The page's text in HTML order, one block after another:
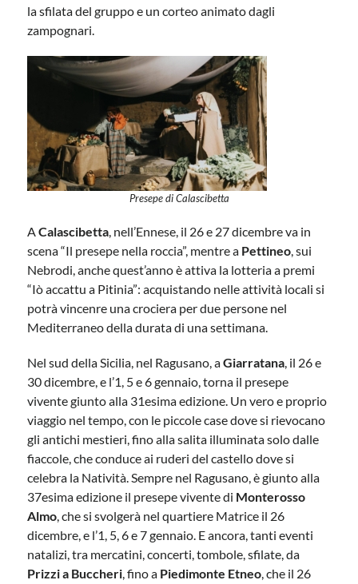
la sfilata del gruppo e un corteo animato dagli
zampognari.
Presepe di Calascibetta
ACalascibetta, nell’Ennese, il 26 e 27 dicembre va in
scena “Il presepe nella roccia”, mentre a Pettineo, sui
Nebrodi, anche quest’anno è attiva la lotteria a premi
“Iò accattu a Pitinia”: acquistando nelle attività locali si
potrà vincenre una crociera per due persone nel
Mediterraneo della durata di una settimana.
Nel sud della Sicilia, nel Ragusano, aGiarratana, il 26 e
30 dicembre, e l’1, 5 e 6 gennaio, torna il presepe
vivente giunto alla 31esima edizione. Un vero e proprio
viaggio nel tempo, con le piccole case dove si rievocano
gli antichi mestieri, fino alla salita illuminata solo dalle
fiaccole, che conduce ai ruderi del castello dove si
celebra la Natività. Sempre nel Ragusano, è giunto alla
37esima edizione il presepe vivente di Monterosso
Almo, che si svolgerà nel quartiere Matrice il 26
dicembre, e l’1, 5, 6 e 7 gennaio. E ancora, tanti eventi
natalizi, tra mercatini, concerti, tombole, sfilate, da
Prizzi a Buccheri, fino a Piedimonte Etneo, che il 26